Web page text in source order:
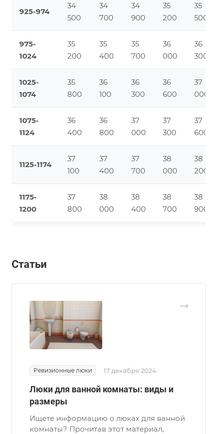
925-974
34
500
34
700
34
900
35
200
35
500
975-
1024
35
200
35
400
35
700
36
000
36
300
1025-
1074
35
800
36
100
36
300
36
600
37
000
1075-
1124
36
400
36
800
37
000
37
300
37
600
1125-1174
37
100
37
400
37
700
38
000
38
200
1175-
1200
37
800
38
000
38
400
38
700
38
900
Статьи
Ревизионные люки 17 декабря 2024
Люки для ванной комнаты: виды и
размеры
Ищете информацию о люках для ванной
комнаты? Прочитав этот материал,